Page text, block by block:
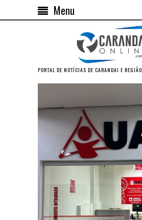
Menu
PORTAL DE NOTÍCIAS DE CARANDAI E REGIÃO